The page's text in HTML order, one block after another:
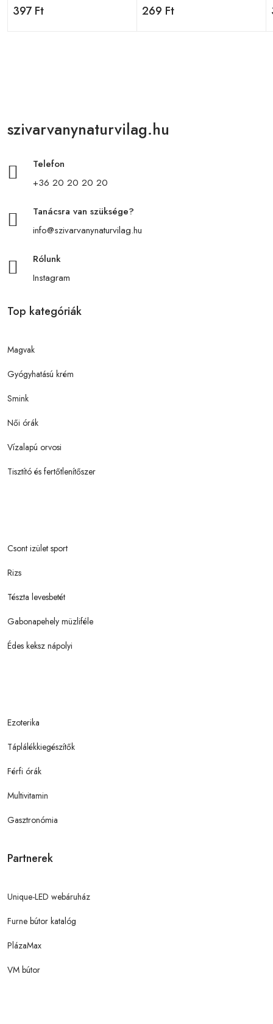
397 Ft 269 Ft
szivarvanynaturvilag.hu
Telefon
+36 20 20 20 20
Tanácsra van szüksége?
info@szivarvanynaturvilag.hu
Rólunk
Instagram
Top kategóriák
Magvak
Gyógyhatású krém
Smink
Női órák
Vízalapú orvosi
Tisztító és fertőtlenítőszer
Csont izület sport
Rizs
Tészta levesbetét
Gabonapehely müzliféle
Édes keksz nápolyi
Ezoterika
Táplálékkiegészítők
Férfi órák
Multivitamin
Gasztronómia
Partnerek
Unique-LED webáruház
Furne bútor katalóg
PlázaMax
VM bútor